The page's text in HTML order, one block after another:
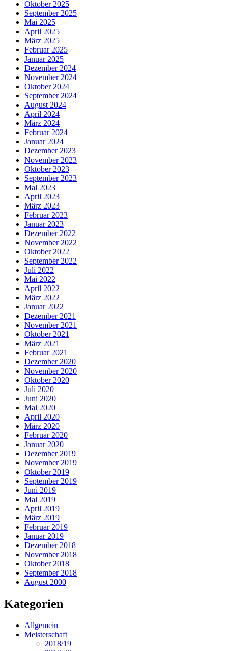
Oktober 2025
September 2025
Mai 2025
April 2025
März 2025
Februar 2025
Januar 2025
Dezember 2024
November 2024
Oktober 2024
September 2024
August 2024
April 2024
März 2024
Februar 2024
Januar 2024
Dezember 2023
November 2023
Oktober 2023
September 2023
Mai 2023
April 2023
März 2023
Februar 2023
Januar 2023
Dezember 2022
November 2022
Oktober 2022
September 2022
Juli 2022
Mai 2022
April 2022
März 2022
Januar 2022
Dezember 2021
November 2021
Oktober 2021
März 2021
Februar 2021
Dezember 2020
November 2020
Oktober 2020
Juli 2020
Juni 2020
Mai 2020
April 2020
März 2020
Februar 2020
Januar 2020
Dezember 2019
November 2019
Oktober 2019
September 2019
Juni 2019
Mai 2019
April 2019
März 2019
Februar 2019
Januar 2019
Dezember 2018
November 2018
Oktober 2018
September 2018
August 2000
Kategorien
Allgemein
Meisterschaft
2018/19